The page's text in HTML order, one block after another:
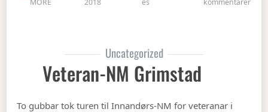
MORE
2018
es
kommentarer
Uncategorized
Veteran-NM Grimstad
To gubbar tok turen til Innandørs-NM for veteranar i